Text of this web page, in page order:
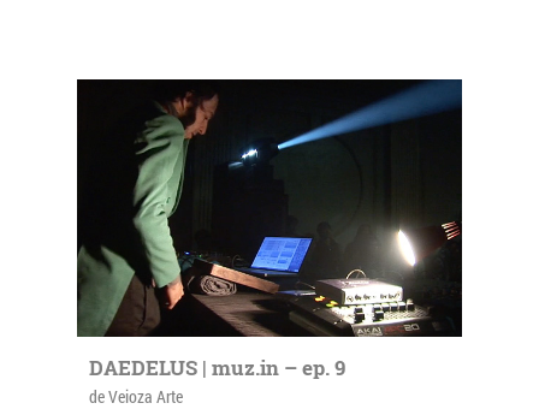
DAEDELUS | muz.in – ep. 9
de Veioza Arte